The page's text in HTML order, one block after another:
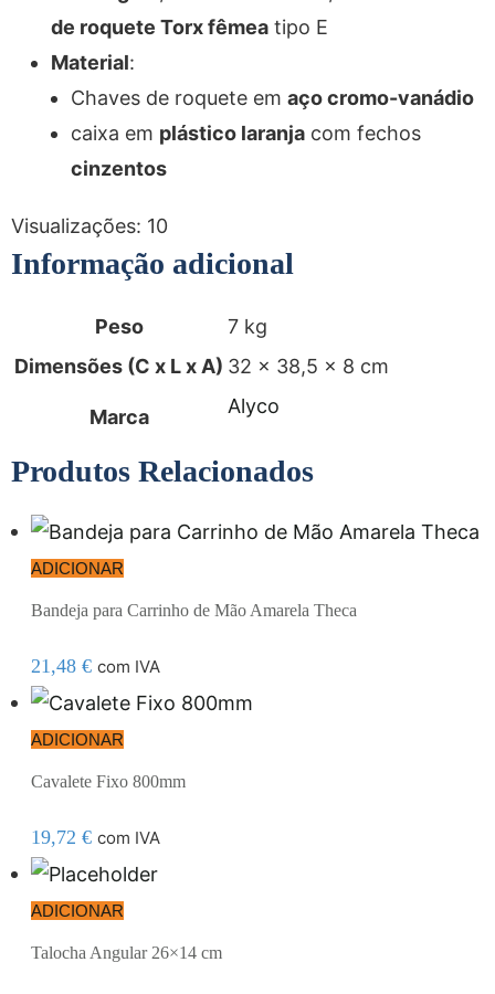
de roquete Torx fêmea tipo E
Material:
Chaves de roquete em aço cromo-vanádio
caixa em plástico laranja com fechos
cinzentos
Visualizações: 10
Informação adicional
Peso
7 kg
Dimensões (C x L x A) 32 × 38,5 × 8 cm
Marca Alyco
Produtos Relacionados
ADICIONAR
Bandeja para Carrinho de Mão Amarela Theca
21,48 € com IVA
ADICIONAR
Cavalete Fixo 800mm
19,72 € com IVA
ADICIONAR
Talocha Angular 26×14 cm